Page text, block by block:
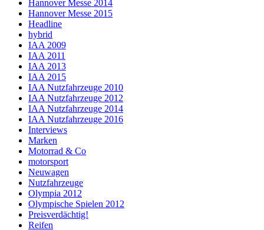
Hannover Messe 2014
Hannover Messe 2015
Headline
hybrid
IAA 2009
IAA 2011
IAA 2013
IAA 2015
IAA Nutzfahrzeuge 2010
IAA Nutzfahrzeuge 2012
IAA Nutzfahrzeuge 2014
IAA Nutzfahrzeuge 2016
Interviews
Marken
Motorrad & Co
motorsport
Neuwagen
Nutzfahrzeuge
Olympia 2012
Olympische Spielen 2012
Preisverdächtig!
Reifen